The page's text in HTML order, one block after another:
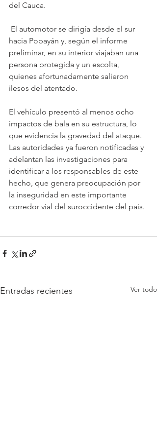
del Cauca.
hacia Popayán y, según el informe
preliminar, en su interior viajaban una
persona protegida y un escolta,
quienes afortunadamente salieron
ilesos del atentado.
El vehículo presentó al menos ocho
impactos de bala en su estructura, lo
que evidencia la gravedad del ataque.
Las autoridades ya fueron notificadas y
adelantan las investigaciones para
identificar a los responsables de este
hecho, que genera preocupación por
la inseguridad en este importante
corredor vial del suroccidente del país.
Entradas recientes Ver todo